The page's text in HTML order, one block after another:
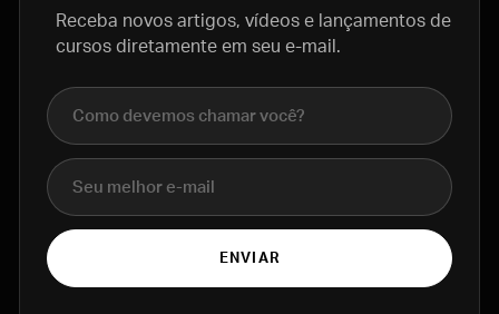
Receba novos artigos, vídeos e lançamentos de
cursos diretamente em seu e-mail.
Nome completo
E-mail
ENVIAR